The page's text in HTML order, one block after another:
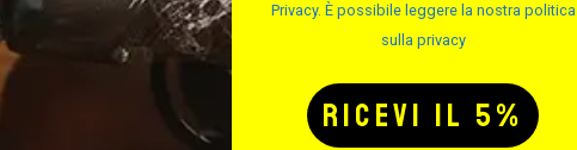
Privacy. È possibile leggere la nostra politica
sulla privacy